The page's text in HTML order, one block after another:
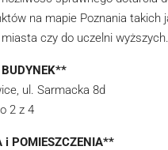
na mapie Poznania takich
czy do uczelni wyższych.
ul. Sarmacka 8d
2 z 4
i POMIESZCZENIA**